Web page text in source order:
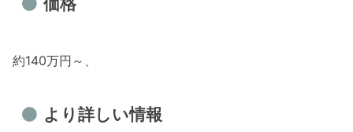
約140万円～、
より詳しい情報